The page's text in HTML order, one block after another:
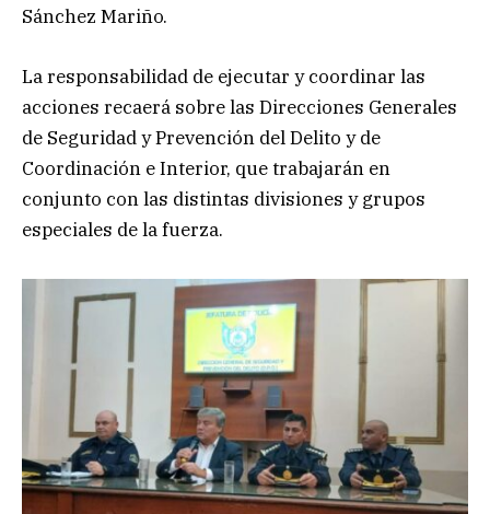
Sánchez Mariño.
La responsabilidad de ejecutar y coordinar las
acciones recaerá sobre las Direcciones Generales
de Seguridad y Prevención del Delito y de
Coordinación e Interior, que trabajarán en
conjunto con las distintas divisiones y grupos
especiales de la fuerza.